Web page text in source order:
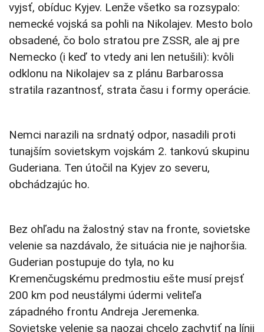
vyjsť, obíduc Kyjev. Lenže všetko sa rozsypalo:
nemecké vojská sa pohli na Nikolajev. Mesto bolo
obsadené, čo bolo stratou pre ZSSR, ale aj pre
Nemecko (i keď to vtedy ani len netušili): kvôli
odklonu na Nikolajev sa z plánu Barbarossa
stratila razantnosť, strata času i formy operácie.
Nemci narazili na srdnatý odpor, nasadili proti
tunajším sovietskym vojskám 2. tankovú skupinu
Guderiana. Ten útočil na Kyjev zo severu,
obchádzajúc ho.
Bez ohľadu na žalostný stav na fronte, sovietske
velenie sa nazdávalo, že situácia nie je najhoršia.
Guderian postupuje do tyla, no ku
Kremenčugskému predmostiu ešte musí prejsť
200 km pod neustálymi údermi veliteľa
západného frontu Andreja Jeremenka.
Sovietske velenie sa naozaj chcelo zachytiť na línii